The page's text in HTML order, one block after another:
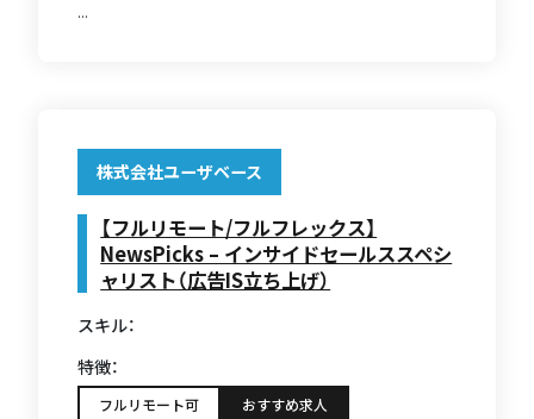
...
株式会社ユーザベース
【フルリモート/フルフレックス】
NewsPicks – インサイドセールススペシ
ャリスト（広告IS立ち上げ）
スキル：
特徴：
フルリモート可 おすすめ求人